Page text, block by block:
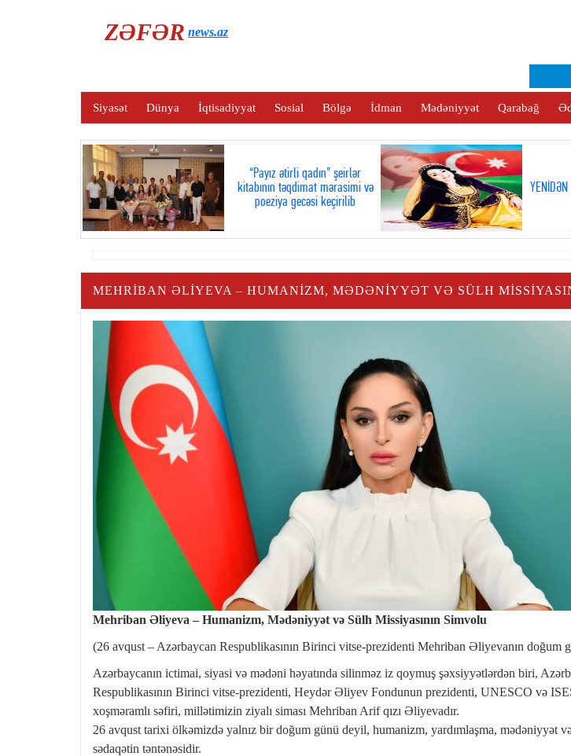
ZƏFƏRnews.az
Siyasət Dünya İqtisadiyyat Sosial Bölgə İdman Mədəniyyət Qarabağ
“Payız ətirli qadın” şeirlər
kitabının təqdimat mərasimi və
poeziya gecəsi keçirilib
YENİDƏN
MEHRIBAN ƏLIYEVA – HUMANIZM, MƏDƏNIYYƏT VƏ SÜLH
Mehriban Əliyeva – Humanizm, Mədəniyyət və Sülh Missiyasının Simvolu
(26 avqust – Azərbaycan Respublikasının Birinci vitse-prezidenti Mehriban Əliyevanın doğum
Azərbaycanın ictimai, siyasi və mədəni həyatında silinməz iz qoymuş şəxsiyyətlərdən biri,
Respublikasının Birinci vitse-prezidenti, Heydər Əliyev Fondunun prezidenti, UNESCO və
xoşməramlı səfiri, millətimizin ziyalı siması Mehriban Arif qızı Əliyevadır.
26 avqust tarixi ölkəmizdə yalnız bir doğum günü deyil, humanizm, yardımlaşma, mədəniyyət
sədaqətin təntənəsidir.